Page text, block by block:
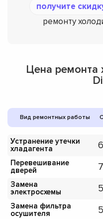
получите
ремонту
Цена ремонта
Вид ремонтных работы
Устранение утечки
хладагента
Перевешивание
дверей
Замена
электросхемы
Замена фильтра
осушителя